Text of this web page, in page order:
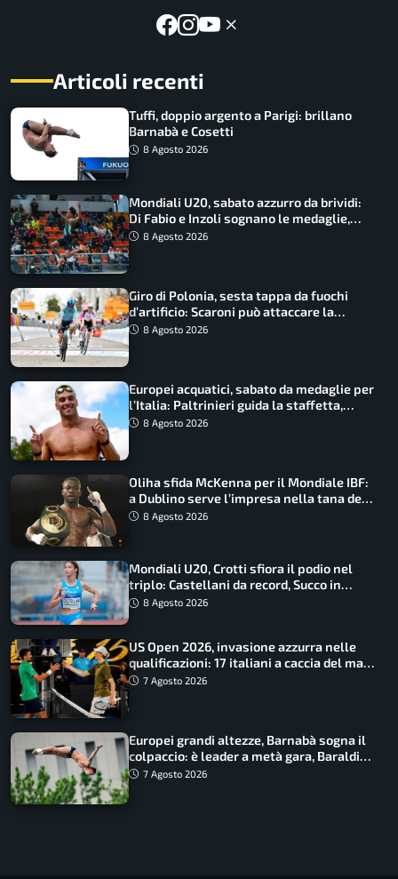
Articoli recenti
Tuffi, doppio argento a Parigi: brillano
Barnabà e Cosetti
8 Agosto 2026
Mondiali U20, sabato azzurro da brividi:
Di Fabio e Inzoli sognano le medaglie,
Castellani e Succo in finale
8 Agosto 2026
Giro di Polonia, sesta tappa da fuochi
d’artificio: Scaroni può attaccare la
maglia di Lemmen
8 Agosto 2026
Europei acquatici, sabato da medaglie per
l’Italia: Paltrinieri guida la staffetta,
Barnabà sogna l’oro dalle grandi altezze
8 Agosto 2026
Oliha sfida McKenna per il Mondiale IBF:
a Dublino serve l’impresa nella tana del
lupo8 Agosto 2026
Mondiali U20, Crotti sfiora il podio nel
triplo: Castellani da record, Succo in
finale
8 Agosto 2026
US Open 2026, invasione azzurra nelle
qualificazioni: 17 italiani a caccia del main
draw7 Agosto 2026
Europei grandi altezze, Barnabà sogna il
colpaccio: è leader a metà gara, Baraldi
ancora in corsa
7 Agosto 2026